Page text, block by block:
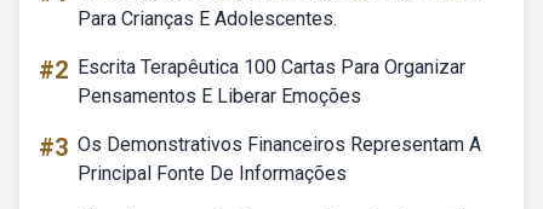
Para Crianças E Adolescentes.
#2 Escrita Terapêutica 100 Cartas Para Organizar
Pensamentos E Liberar Emoções
#3 Os Demonstrativos Financeiros Representam A
Principal Fonte De Informações